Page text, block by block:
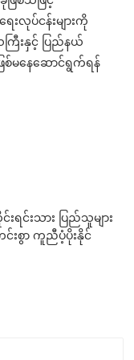
လုပ်ငန်းများကို
ြီးနှင့် ပြည်နယ်
စ်မနေဆောင်ရွက်ရန်
င်းသား ပြည်သူများ
းစွာ ကူညီပံ့ပိုးနိုင်